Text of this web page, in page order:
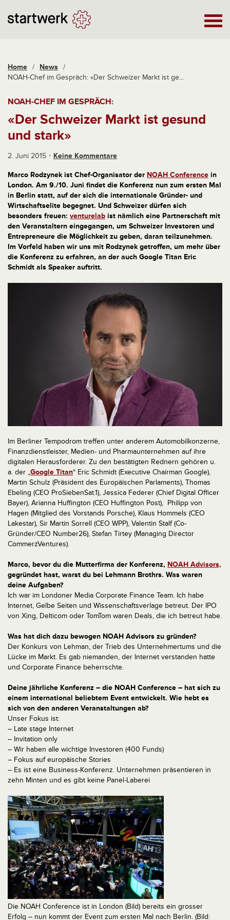
Home / News /
NOAH-Chef im Gespräch: «Der Schweizer Markt ist ge...
NOAH-CHEF IM GESPRÄCH:
«Der Schweizer Markt ist gesund
und stark»
2. Juni 2015 Keine Kommentare
Marco Rodzynek ist Chef-Organisator der NOAH Conference in
London. Am 9./10. Juni findet die Konferenz nun zum ersten Mal
in Berlin statt, auf der sich die internationale Gründer- und
Wirtschaftselite begegnet. Und Schweizer dürfen sich
besonders freuen: venturelab ist nämlich eine Partnerschaft mit
den Veranstaltern eingegangen, um Schweizer Investoren und
Entrepreneure die Möglichkeit zu geben, daran teilzunehmen.
Im Vorfeld haben wir uns mit Rodzynek getroffen, um mehr über
die Konferenz zu erfahren, an der auch Google Titan Eric
Schmidt als Speaker auftritt.
Im Berliner Tempodrom treffen unter anderem Automobilkonzerne,
Finanzdienstleister, Medien- und Pharmaunternehmen auf ihre
digitalen Herausforderer. Zu den bestätigten Rednern gehören u.
a. der „Google Titan“ Eric Schmidt (Executive Chairman Google),
Martin Schulz (Präsident des Europäischen Parlaments), Thomas
Ebeling (CEO ProSiebenSat.1), Jessica Federer (Chief Digital Officer
Bayer), Arianna Huffington (CEO Huffington Post), Philipp von
Hagen (Mitglied des Vorstands Porsche), Klaus Hommels (CEO
Lakestar), Sir Martin Sorrell (CEO WPP), Valentin Stalf (Co-
Gründer/CEO Number26), Stefan Tirtey (Managing Director
CommerzVentures).
Marco, bevor du die Mutterfirma der Konferenz, NOAH Advisors,
gegründet hast, warst du bei Lehmann Brothrs. Was waren
deine Aufgaben?
Ich war im Londoner Media Corporate Finance Team. Ich habe
Internet, Gelbe Seiten und Wissenschaftsverlage betreut. Der IPO
von Xing, Delticom oder TomTom waren Deals, die ich betreut habe.
Was hat dich dazu bewogen NOAH Advisors zu gründen?
Der Konkurs von Lehman, der Trieb des Unternehmertums und die
Lücke im Markt. Es gab niemanden, der Internet verstanden hatte
und Corporate Finance beherrschte.
Deine jährliche Konferenz – die NOAH Conference – hat sich zu
einem international beliebtem Event entwickelt. Wie hebt es
sich von den anderen Veranstaltungen ab?
Unser Fokus ist:
– Late stage Internet
– Invitation only
– Wir haben alle wichtige Investoren (400 Funds)
– Fokus auf europäische Stories
– Es ist eine Business-Konferenz. Unternehmen präsentieren in
zehn Minten und es gibt keine Panel-Laberei
Die NOAH Conference ist in London (Bild) bereits ein grosser
Erfolg – nun kommt der Event zum ersten Mal nach Berlin. (Bild: